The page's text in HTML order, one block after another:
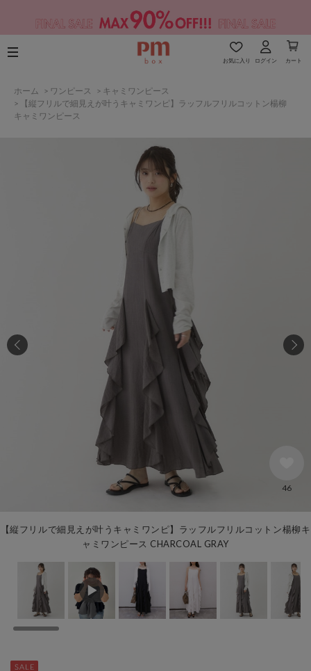
お気に入り ログイン カート
ホーム > ワンピース > キャミワンピース
>
【縦フリルで細見えが叶うキャミワンピ】ラッフルフリルコットン楊柳
キャミワンピース
【縦フリルで細見えが叶うキャミワンピ】ラッフルフリルコットン楊柳キ
ャミワンピース CHARCOAL GRAY
46